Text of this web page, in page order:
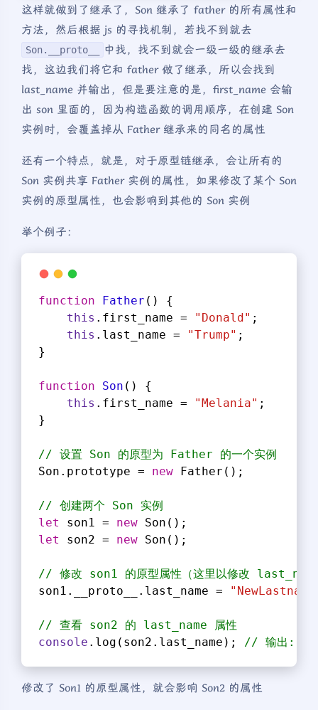
这样就做到了继承了，Son 继承了 father 的所有属性和
方法，然后根据 js 的寻找机制，若找不到就去
Son.__proto__
中找，找不到就会一级一级的继承去
找，这边我们将它和 father 做了继承，所以会找到
last_name 并输出，但是要注意的是，first_name 会输
出 son 里面的，因为构造函数的调用顺序，在创建 Son
实例时，会覆盖掉从 Father 继承来的同名的属性
还有一个特点，就是，对于原型链继承，会让所有的
Son 实例共享 Father 实例的属性，如果修改了某个 Son
实例的原型属性，也会影响到其他的 Son 实例
举个例子：
function Father ( ) {
this .first_name = "Donald" ;
this .last_name = "Trump" ;
}
function Son ( ) {
this .first_name = "Melania" ;
}
// 设置 Son 的原型为 Father 的一个实例
Son.prototype = new Father();
// 创建两个 Son 实例
let
son1 = new Son();
let
son2 = new Son();
// 修改 son1 的原型属性（这里以修改
son1.__proto__.last_name =
// 查看 son2 的 last_name 属性
console .log(son2.last_name); // 输出:
修改了 Son1 的原型属性，就会影响 Son2 的属性